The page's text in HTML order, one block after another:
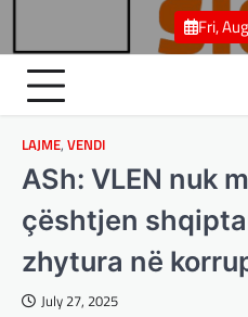
content
Fri,
LAJME, VENDI
ASh: VLEN nuk
çështjen
zhytura në
July 27, 2025